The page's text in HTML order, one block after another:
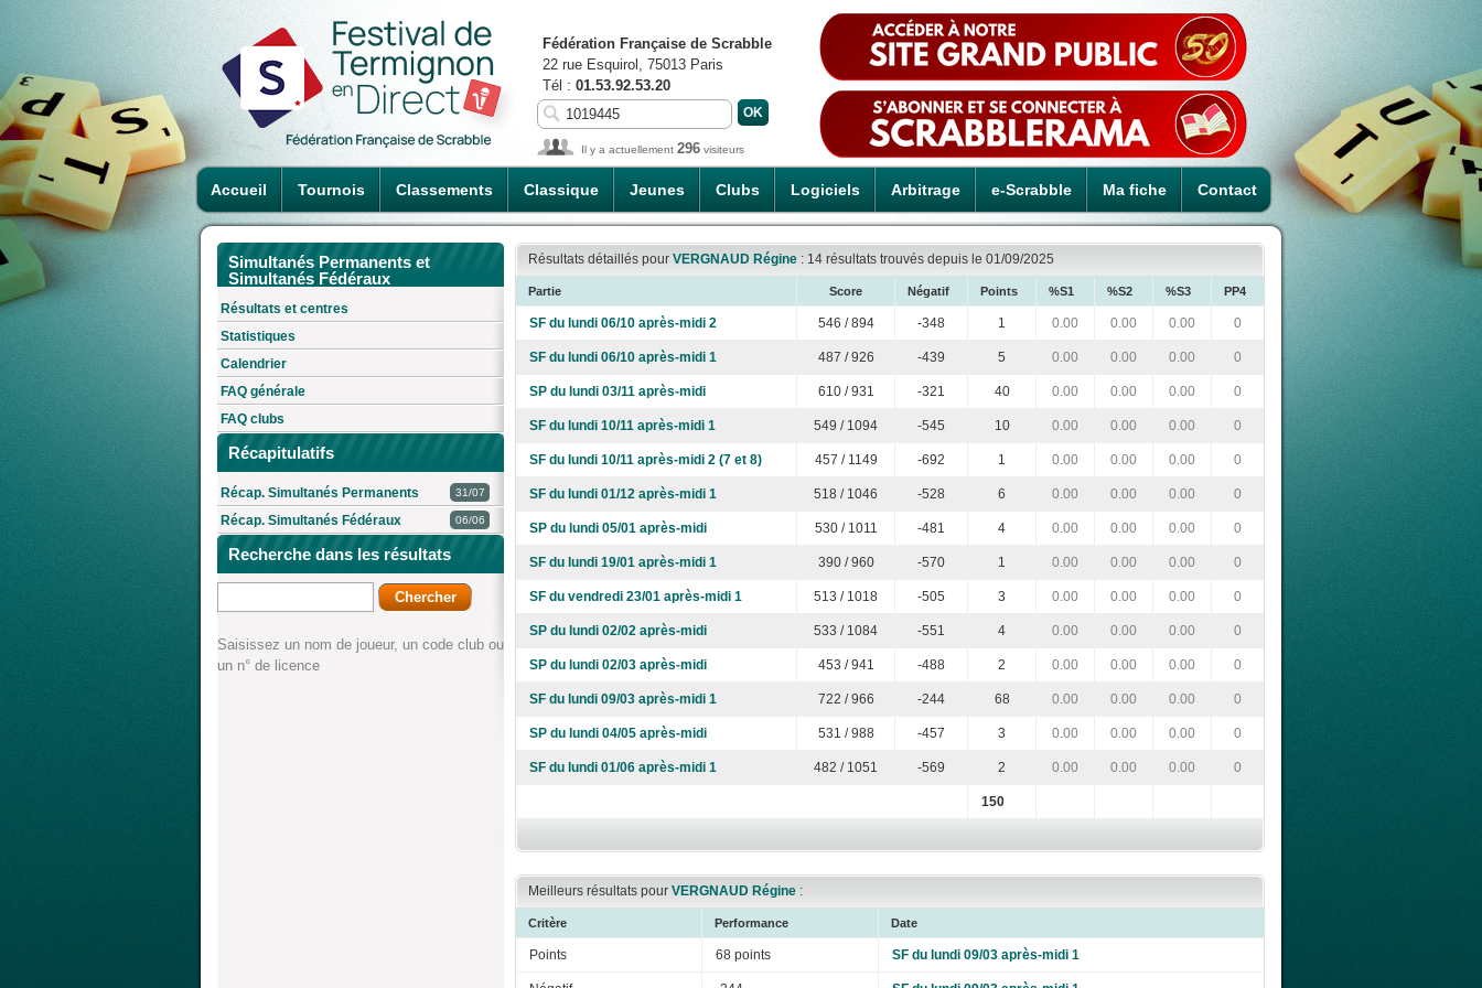
Accueil Tournois Classements Classique Jeunes Clubs Logiciels Arbitrage e-Scrabble Ma fiche Contact
Fédération Française de Scrabble
22 rue Esquirol, 75013 Paris
Tél : 01.53.92.53.20
Il y a actuellement 296 visiteurs
Simultanés Permanents et
Simultanés Fédéraux
Résultats et centres
Statistiques
Calendrier
FAQ générale
FAQ clubs
Récapitulatifs
Récap. Simultanés Permanents 31/07
Récap. Simultanés Fédéraux 06/06
Recherche dans les résultats
Saisissez un nom de joueur, un code club ou
un n° de licence
Résultats détaillés pour VERGNAUD Régine : 14 résultats trouvés depuis le 01/09/2025
Partie Score Négatif Points %S1 %S2 %S3 PP4
SF du lundi 06/10 après-midi 2 546 / 894 -348 1 0.00 0.00 0.00 0
SF du lundi 06/10 après-midi 1 487 / 926 -439 5 0.00 0.00 0.00 0
SP du lundi 03/11 après-midi 610 / 931 -321 40 0.00 0.00 0.00 0
SF du lundi 10/11 après-midi 1 549 / 1094 -545 10 0.00 0.00 0.00 0
SF du lundi 10/11 après-midi 2 (7 et 8) 457 / 1149 -692 1 0.00 0.00 0.00 0
SF du lundi 01/12 après-midi 1 518 / 1046 -528 6 0.00 0.00 0.00 0
SP du lundi 05/01 après-midi 530 / 1011 -481 4 0.00 0.00 0.00 0
SF du lundi 19/01 après-midi 1 390 / 960 -570 1 0.00 0.00 0.00 0
SF du vendredi 23/01 après-midi 1 513 / 1018 -505 3 0.00 0.00 0.00 0
SP du lundi 02/02 après-midi 533 / 1084 -551 4 0.00 0.00 0.00 0
SP du lundi 02/03 après-midi 453 / 941 -488 2 0.00 0.00 0.00 0
SF du lundi 09/03 après-midi 1 722 / 966 -244 68 0.00 0.00 0.00 0
SP du lundi 04/05 après-midi 531 / 988 -457 3 0.00 0.00 0.00 0
SF du lundi 01/06 après-midi 1 482 / 1051 -569 2 0.00 0.00 0.00 0
150
Meilleurs résultats pour VERGNAUD Régine :
Critère Performance Date
Points 68 points SF du lundi 09/03 après-midi 1